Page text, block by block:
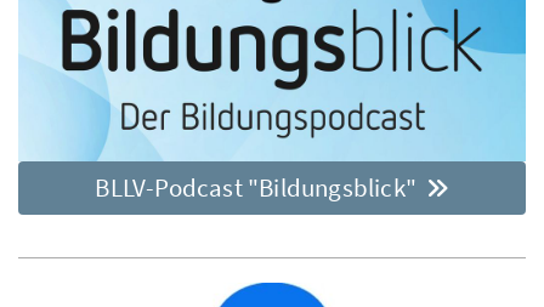
BLLV-Podcast "Bildungsblick"